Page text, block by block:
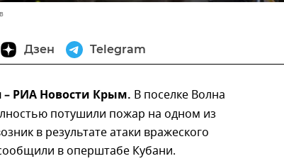
Дзен Telegram
РИА Новости Крым. В поселке Волна
потушили пожар на одном из
в результате атаки вражеского
в оперштабе Кубани.